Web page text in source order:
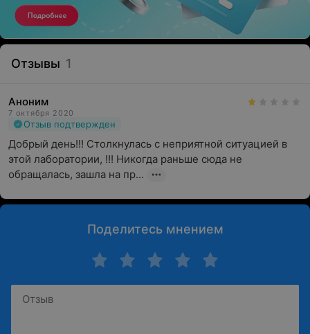
Отзывы 1
Аноним
7 октября 2020
Отзыв подтвержден
Добрый день!!! Столкнулась с неприятной ситуацией в
этой лаборатории, !!! Никогда раньше сюда не
обращалась, зашла на пр...
Поделитесь мнением